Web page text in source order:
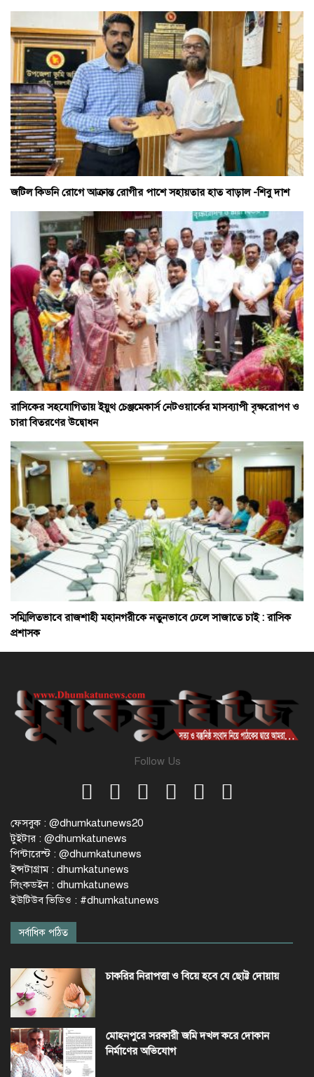
জটিল কিডনি রোগে আক্রান্ত রোগীর পাশে সহায়তার হাত বাড়াল -শিবু দাশ
রাসিকের সহযোগিতায় ইয়ুথ চেঞ্জমেকার্স নেটওয়ার্কের মাসব্যাপী বৃক্ষরোপণ ও
চারা বিতরণের উদ্বোধন
সম্মিলিতভাবে রাজশাহী মহানগরীকে নতুনভাবে ঢেলে সাজাতে চাই : রাসিক
প্রশাসক
Follow Us
ফেসবুক : @dhumkatunews20
টুইটার : @dhumkatunews
পিন্টারেস্ট : @dhumkatunews
ইন্সটাগ্রাম : dhumkatunews
লিংকডইন : dhumkatunews
ইউটিউব ভিডিও : #dhumkatunews
সর্বাধিক পঠিত
চাকরির নিরাপত্তা ও বিয়ে হবে যে ছোট্ট দোয়ায়
মোহনপুরে সরকারী জমি দখল করে দোকান
নির্মাণের অভিযোগ